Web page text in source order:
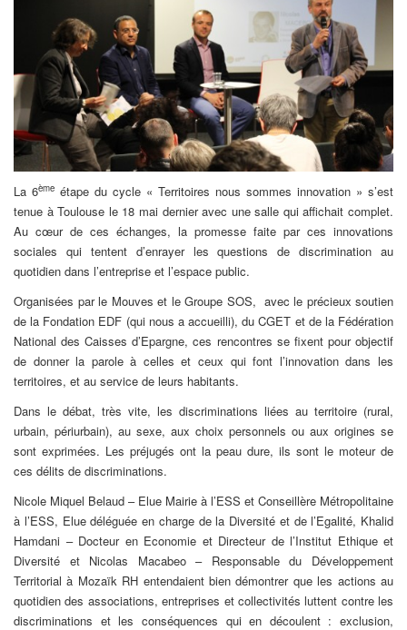
La 6ème étape du cycle « Territoires nous sommes innovation » s’est
tenue à Toulouse le 18 mai dernier avec une salle qui affichait complet.
Au cœur de ces échanges, la promesse faite par ces innovations
sociales qui tentent d’enrayer les questions de discrimination au
quotidien dans l’entreprise et l’espace public.
Organisées par le Mouves et le Groupe SOS, avec le précieux soutien
de la Fondation EDF (qui nous a accueilli), du CGET et de la Fédération
National des Caisses d’Epargne, ces rencontres se fixent pour objectif
de donner la parole à celles et ceux qui font l’innovation dans les
territoires, et au service de leurs habitants.
Dans le débat, très vite, les discriminations liées au territoire (rural,
urbain, périurbain), au sexe, aux choix personnels ou aux origines se
sont exprimées. Les préjugés ont la peau dure, ils sont le moteur de
ces délits de discriminations.
Nicole Miquel Belaud – Elue Mairie à l’ESS et Conseillère Métropolitaine
à l’ESS, Elue déléguée en charge de la Diversité et de l’Egalité, Khalid
Hamdani – Docteur en Economie et Directeur de l’Institut Ethique et
Diversité et Nicolas Macabeo – Responsable du Développement
Territorial à Mozaïk RH entendaient bien démontrer que les actions au
quotidien des associations, entreprises et collectivités luttent contre les
discriminations et les conséquences qui en découlent : exclusion,